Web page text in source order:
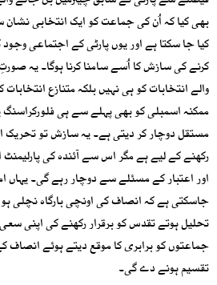
بھی کیا کہ اُن کی جماعت کو ایک انتخابی
کیا جا سکتا ہے اور یوں پارٹی کے اجتماعی
کرنے کی سازش کا اُسے سامنا کرنا ہوگا۔ یہ
والے انتخابات کو ہی نہیں بلکہ متنازع
ممکنہ اسمبلی کو بھی پہلے سے ہی
مستقل دوچار کر دیتی ہے۔ یہ سازش تو
رکھنے کے لیے ہے مگر اس سے آئندہ کی
اور اعتبار کے مسئلے سے دوچار رہے گی۔ یہاں
جاسکتی ہے کہ انصاف کی اونچی بارگاہ نچلی
تحلیل ہوتے تقدس کو برقرار رکھنے کی اپنی
جماعتوں کو برابری کا موقع دیتے ہوئے
تقسیم ہونے دے گی۔